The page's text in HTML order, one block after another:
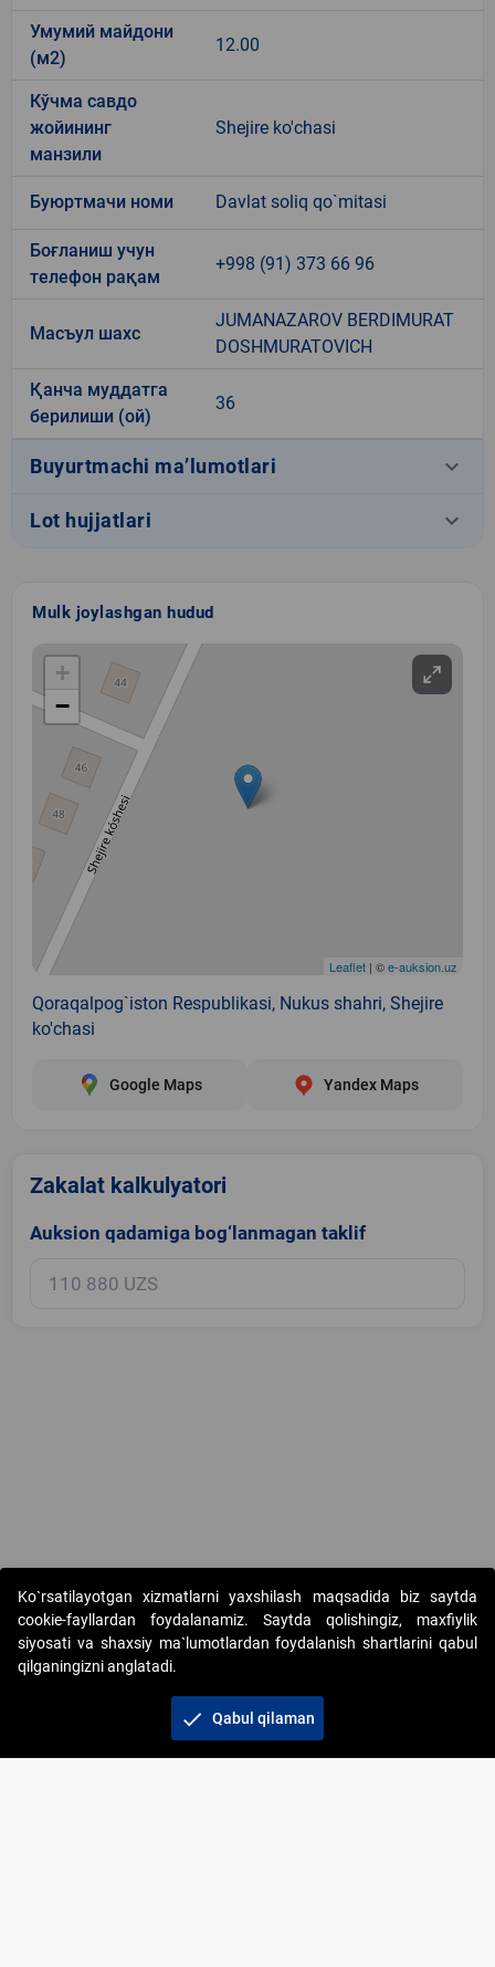
Умумий майдони
(м2)
12.00
Кўчма савдо
жойининг
манзили
Shejire ko'chasi
Буюртмачи номи Davlat soliq qo`mitasi
Боғланиш учун
телефон рақам
+998 (91) 373 66 96
Масъул шахс
JUMANAZAROV BERDIMURAT
DOSHMURATOVICH
Қанча муддатга
берилиши (ой)
36
Buyurtmachi ma’lumotlari keyboard_arrow_down
Lot hujjatlari keyboard_arrow_down
Mulk joylashgan hudud
+
−
Leaflet | ©e-auksion.uz
Qoraqalpog`iston Respublikasi, Nukus shahri, Shejire
ko'chasi
Google Maps Yandex Maps
Zakalat kalkulyatori
Auksion qadamiga bog‘lanmagan taklif
Copyright © 2017-2026. "Elektron onlayn-auksionlarni tashkil etish"
AJ. Barcha huquqlar himoyalangan
+998 71 202-21-11
Ko`rsatilayotgan xizmatlarni yaxshilash maqsadida biz saytda
cookie-fayllardan foydalanamiz. Saytda qolishingiz, maxfiylik
siyosati va shaxsiy ma`lumotlardan foydalanish shartlarini qabul
qilganingizni anglatadi.
check Qabul qilaman